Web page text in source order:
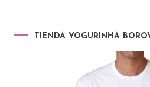
TIENDA YOGURINHA